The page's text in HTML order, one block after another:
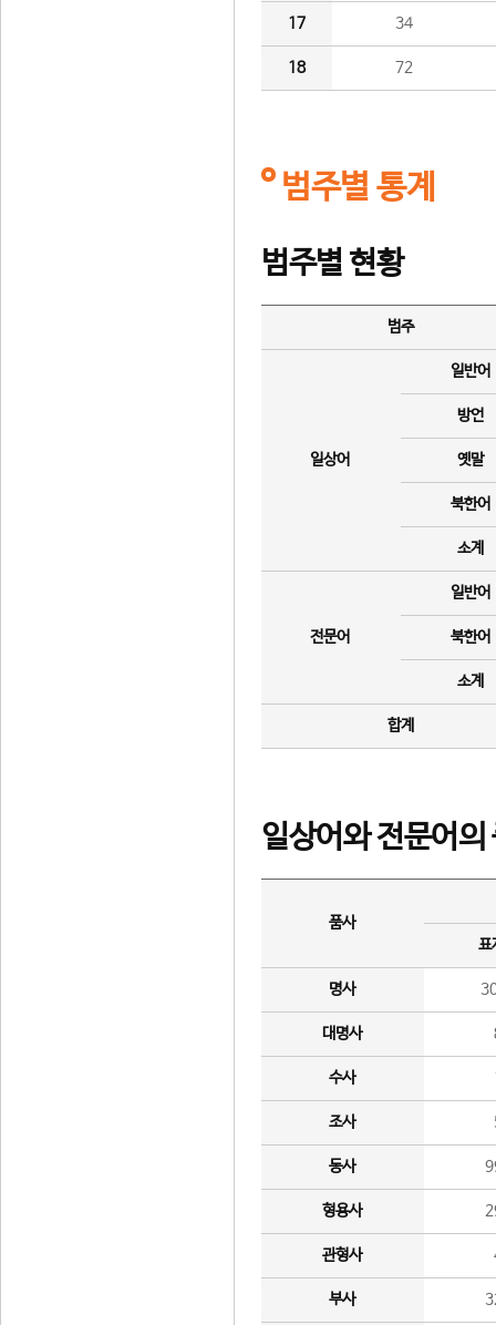
17 34
18 72
범주별 통계
범주별 현황
범주
일상어
일반어
방언
옛말
북한어
소계
전문어
일반어
북한어
소계
합계
일상어와 전문어의
품사
표
명사
대명사
수사
조사
동사
형용사
관형사
부사